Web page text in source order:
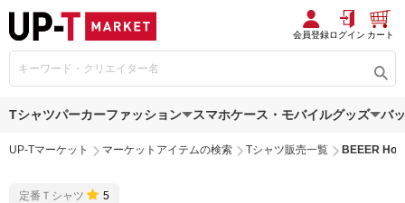
会員登録ログイン カート
Tシャツパーカーファッション スマホケース・モバイルグッズ バ
UP-Tマーケット マーケットアイテムの検索 Tシャツ販売一覧 BEEER
定番Ｔシャツ 5